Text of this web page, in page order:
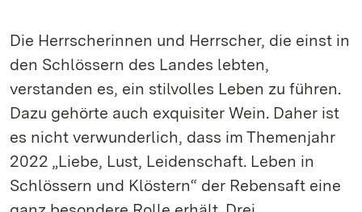
Die Herrscherinnen und Herrscher, die einst in
den Schlössern des Landes lebten,
verstanden es, ein stilvolles Leben zu führen.
Dazu gehörte auch exquisiter Wein. Daher ist
es nicht verwunderlich, dass im Themenjahr
2022 „Liebe, Lust, Leidenschaft. Leben in
Schlössern und Klöstern“ der Rebensaft eine